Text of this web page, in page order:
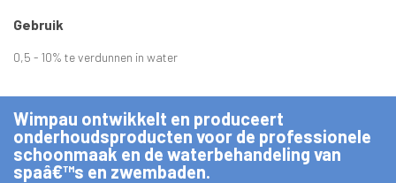
Gebruik
0,5 - 10% te verdunnen in water
Wimpau ontwikkelt en produceert
onderhoudsproducten voor de professionele
schoonmaak en de waterbehandeling van
spaâ€™s en zwembaden.